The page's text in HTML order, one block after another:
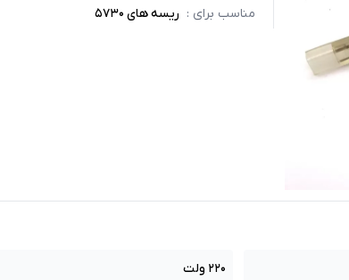
مناسب برای : ریسه های 5730
220 ولت